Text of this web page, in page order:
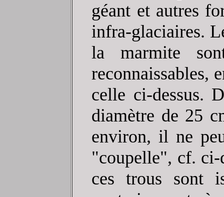
géant et autres
infra-glaciaires.
la marmite
reconnaissables,
celle ci-dessus.
diamètre de 25
environ, il ne
"coupelle", cf. ci-
ces trous sont